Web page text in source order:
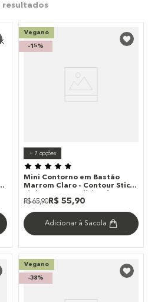
Vegano
-15%
+ 7 opções
Mini Contorno em Bastão
Marrom Claro - Contour Stick
R$ 65,90R$ 55,90
Adicionar à Sacola
Vegano
-38%